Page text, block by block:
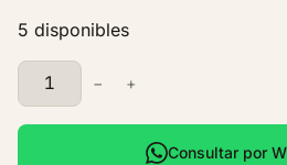
5 disponibles
C
o
m
− +
Consultar por